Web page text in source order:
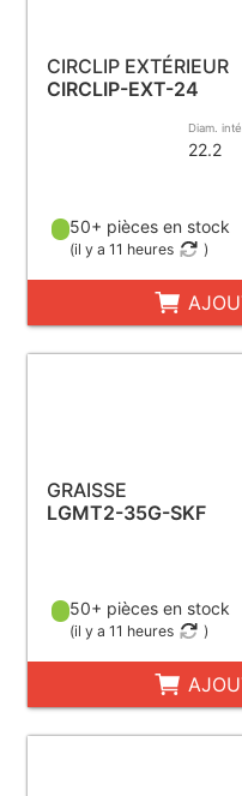
CIRCLIP EXTÉRIEUR
CIRCLIP-EXT-24
Diam.
22.2
50+ pièces en stock
(il y a 11 heures )
GRAISSE
LGMT2-35G-SKF
50+ pièces en stock
(il y a 11 heures )